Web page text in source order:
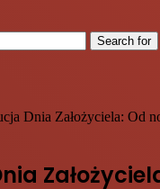
Search for
Dnia Założyciela: Od